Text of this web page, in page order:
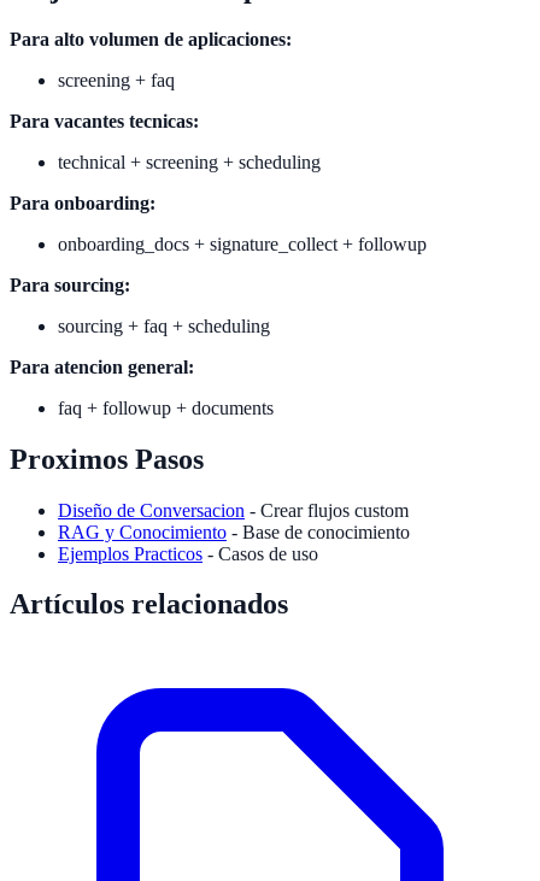
Para alto volumen de aplicaciones:
screening + faq
Para vacantes tecnicas:
technical + screening + scheduling
Para onboarding:
onboarding_docs + signature_collect + followup
Para sourcing:
sourcing + faq + scheduling
Para atencion general:
faq + followup + documents
Proximos Pasos
Diseño de Conversacion - Crear flujos custom
RAG y Conocimiento - Base de conocimiento
Ejemplos Practicos - Casos de uso
Artículos relacionados